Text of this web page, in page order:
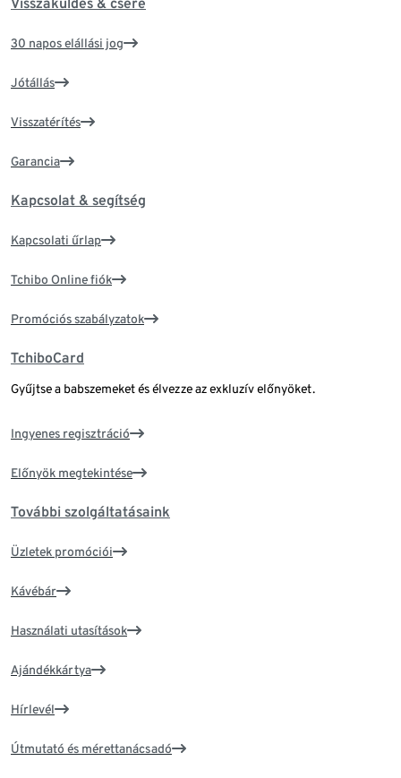
30 napos elállási jog
Jótállás
Visszatérítés
Garancia
Kapcsolat & segítség
Kapcsolati űrlap
Tchibo Online fiók
Promóciós szabályzatok
TchiboCard
Gyűjtse a babszemeket és élvezze az exkluzív előnyöket.
Ingyenes regisztráció
Előnyök megtekintése
További szolgáltatásaink
Üzletek promóciói
Kávébár
Használati utasítások
Ajándékkártya
Hírlevél
Útmutató és mérettanácsadó